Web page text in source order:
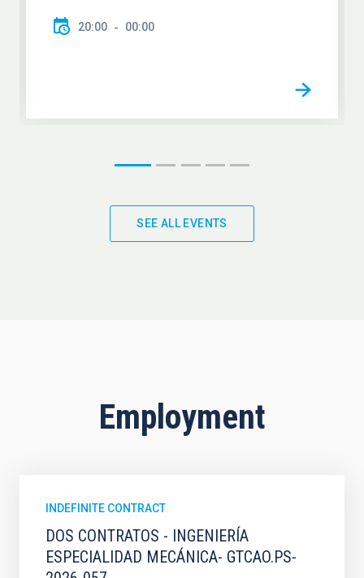
20:00 00:00
SEE ALL EVENTS
Employment
INDEFINITE CONTRACT
DOS CONTRATOS - INGENIERÍA
ESPECIALIDAD MECÁNICA- GTCAO.PS-